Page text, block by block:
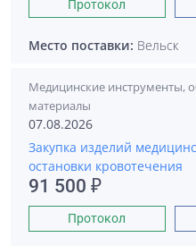
Протокол
Место поставки: Вельск
Медицинские инструменты,
материалы
07.08.2026
Закупка изделий
остановки кровотечения
91 500 ₽
Протокол